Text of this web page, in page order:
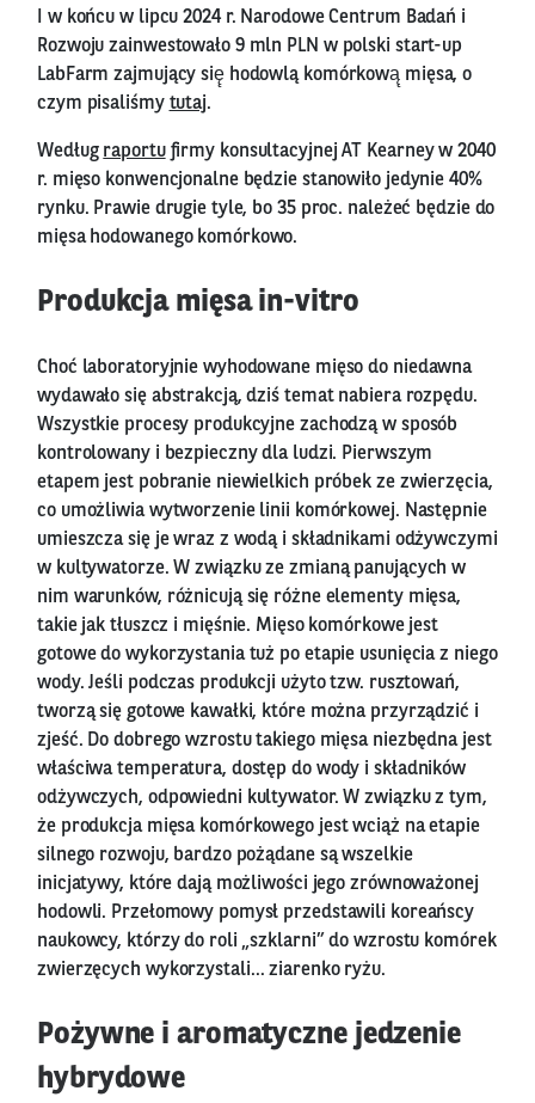
I w końcu w lipcu 2024 r. Narodowe Centrum Badań i
Rozwoju zainwestowało 9 mln PLN w polski start-up
LabFarm zajmujący się̨ hodowlą komórkową̨ mięsa, o
czym pisaliśmy tutaj.
Według raportufirmy konsultacyjnej AT Kearney w 2040
r. mięso konwencjonalne będzie stanowiło jedynie 40%
rynku. Prawie drugie tyle, bo 35 proc. należeć będzie do
mięsa hodowanego komórkowo.
Produkcja mięsa in-vitro
Choć laboratoryjnie wyhodowane mięso do niedawna
wydawało się abstrakcją, dziś temat nabiera rozpędu.
Wszystkie procesy produkcyjne zachodzą w sposób
kontrolowany i bezpieczny dla ludzi. Pierwszym
etapem jest pobranie niewielkich próbek ze zwierzęcia,
co umożliwia wytworzenie linii komórkowej. Następnie
umieszcza się je wraz z wodą i składnikami odżywczymi
w kultywatorze. W związku ze zmianą panujących w
nim warunków, różnicują się różne elementy mięsa,
takie jak tłuszcz i mięśnie. Mięso komórkowe jest
gotowe do wykorzystania tuż po etapie usunięcia z niego
wody. Jeśli podczas produkcji użyto tzw. rusztowań,
tworzą się gotowe kawałki, które można przyrządzić i
zjeść. Do dobrego wzrostu takiego mięsa niezbędna jest
właściwa temperatura, dostęp do wody i składników
odżywczych, odpowiedni kultywator. W związku z tym,
że produkcja mięsa komórkowego jest wciąż na etapie
silnego rozwoju, bardzo pożądane są wszelkie
inicjatywy, które dają możliwości jego zrównoważonej
hodowli. Przełomowy pomysł przedstawili koreańscy
naukowcy, którzy do roli „szklarni” do wzrostu komórek
zwierzęcych wykorzystali… ziarenko ryżu.
Pożywne i aromatyczne jedzenie
hybrydowe